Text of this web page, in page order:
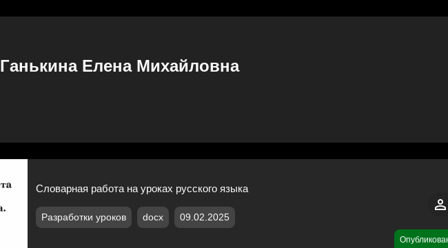
Ганькина Елена Михайловна
Словарная работа на уроках русского языка
Разработки уроков docx 09.02.2025